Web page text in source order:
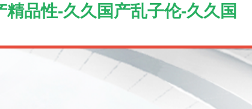
品性-久久国产乱子伦-久久国